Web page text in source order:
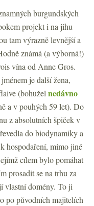
burgundských
projekt i na jihu
tam výrazně levnější a
známá (a výborná!)
vína od Anne Gros.
je další žena,
(bohužel nedávno
a v pouhých 59 let). Do
z absolutních špiček v
do biodynamiky a
hospodaření, mimo jiné
cílem bylo pomáhat
prosadit se na trhu za
vlastní domény. To ji
po původních majitelích